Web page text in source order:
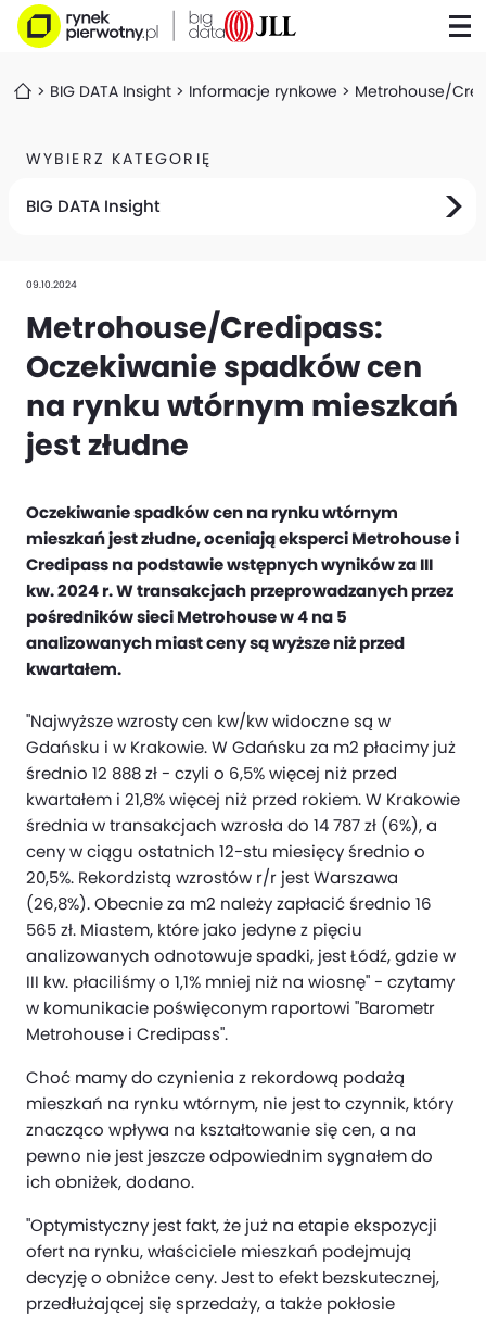
BIG DATA Insight Informacje rynkowe Metrohouse/
WYBIERZ KATEGORIĘ
BIG DATA Insight
09.10.2024
Metrohouse/Credipass:
Oczekiwanie spadków cen
na rynku wtórnym mieszkań
jest złudne
Oczekiwanie spadków cen na rynku wtórnym
mieszkań jest złudne, oceniają eksperci Metrohouse i
Credipass na podstawie wstępnych wyników za III
kw. 2024 r. W transakcjach przeprowadzanych przez
pośredników sieci Metrohouse w 4 na 5
analizowanych miast ceny są wyższe niż przed
kwartałem.
"Najwyższe wzrosty cen kw/kw widoczne są w
Gdańsku i w Krakowie. W Gdańsku za m2 płacimy już
średnio 12 888 zł - czyli o 6,5% więcej niż przed
kwartałem i 21,8% więcej niż przed rokiem. W Krakowie
średnia w transakcjach wzrosła do 14 787 zł (6%), a
ceny w ciągu ostatnich 12-stu miesięcy średnio o
20,5%. Rekordzistą wzrostów r/r jest Warszawa
(26,8%). Obecnie za m2 należy zapłacić średnio 16
565 zł. Miastem, które jako jedyne z pięciu
analizowanych odnotowuje spadki, jest Łódź, gdzie w
III kw. płaciliśmy o 1,1% mniej niż na wiosnę" - czytamy
w komunikacie poświęconym raportowi "Barometr
Metrohouse i Credipass".
Choć mamy do czynienia z rekordową podażą
mieszkań na rynku wtórnym, nie jest to czynnik, który
znacząco wpływa na kształtowanie się cen, a na
pewno nie jest jeszcze odpowiednim sygnałem do
ich obniżek, dodano.
"Optymistyczny jest fakt, że już na etapie ekspozycji
ofert na rynku, właściciele mieszkań podejmują
decyzję o obniżce ceny. Jest to efekt bezskutecznej,
przedłużającej się sprzedaży, a także pokłosie